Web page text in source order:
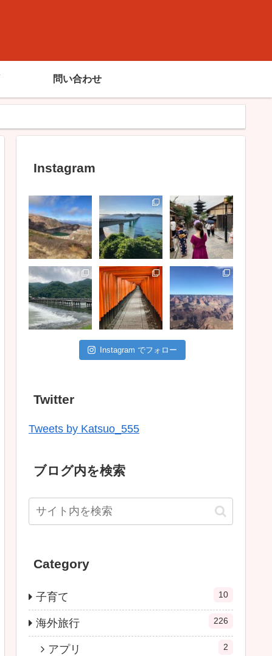
問い合わせ
Instagram
Instagram でフォロー
Twitter
Tweets by Katsuo_555
ブログ内を検索
Category
子育て 10
海外旅行 226
アプリ 2